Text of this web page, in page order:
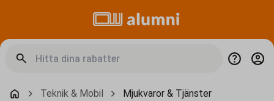
Teknik & Mobil Mjukvaror & Tjänster